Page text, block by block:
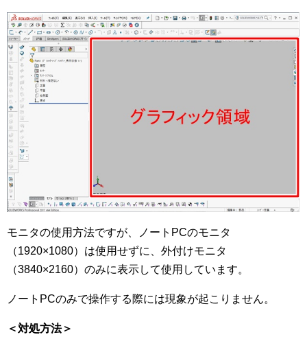
モニタの使用方法ですが、ノートPCのモニタ
（1920×1080）は使用せずに、外付けモニタ
（3840×2160）のみに表示して使用しています。
ノートPCのみで操作する際には現象が起こりません。
＜対処方法＞